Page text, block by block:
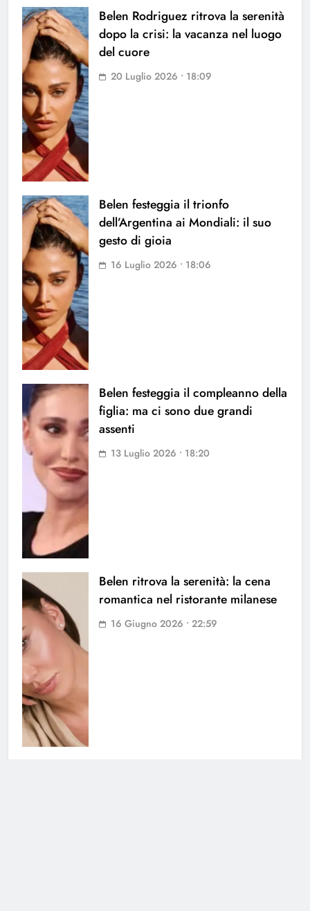
Belen Rodriguez ritrova la serenità
dopo la crisi: la vacanza nel luogo
del cuore
20 Luglio 2026 • 18:09
Belen festeggia il trionfo
dell’Argentina ai Mondiali: il suo
gesto di gioia
16 Luglio 2026 • 18:06
Belen festeggia il compleanno della
figlia: ma ci sono due grandi
assenti
13 Luglio 2026 • 18:20
Belen ritrova la serenità: la cena
romantica nel ristorante milanese
16 Giugno 2026 • 22:59